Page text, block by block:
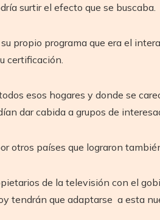
surtir el efecto que se buscaba.
propio programa que era el
certificación.
esos hogares y donde se
dar cabida a grupos de
otros países que lograron
de la televisión con el
tendrán que adaptarse a esta